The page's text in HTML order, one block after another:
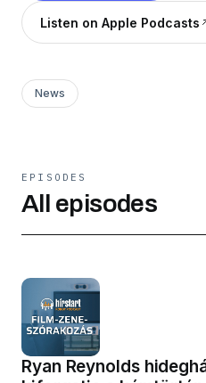
Listen on Apple Podcasts
News
EPISODES
All episodes
Ryan Reynolds